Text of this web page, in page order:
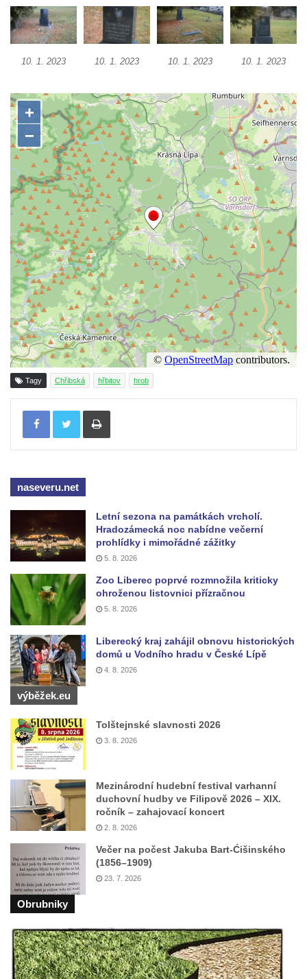
Kamarýta ve Velešíně
Pomník obětem 1. a 2. světové války na
Římově
Hrob Petera Korgera a Petra Štindla na
hřbitově v Římově
Pomník obětem 1. světové války v Dolním
Předoníně
Pomník obětem 2. světové války v Plavu
Pamětní deska obětem 1. světové války v
Plavu
Kenotaf Pepiho Meisela na hřbitově v
Dolním Podluží
Kenotaf Leopolda Malata na hřbitově v
Dolním Podluží
Kenotaf Antona Klause na hřbitově v
Dolním Podluží
Kenotaf Heinricha Klause na hřbitově v
Dolním Podluží
Kenotaf Josefa Stolle na hřbitově v Dolním
Podluží
Pomník obětem 1. světové války na
Hrob Aloise Podrábského na hřbitově v
Pamětní deska Miroslava Švice na domě
čp. 43 v Lužci nad Vltavou
máje v Lužci nad Vltavou
Pomník obětem válek v ulici 1. máje v Lužci
nad Vltavou
Hrob Vladislava Neumana v Hostíně u
Vojkovic
Pomník obětem válek před hřbitovem v
Hostíně u Vojkovic
Kenotaf Václava Floriána na hřbitově v
Lužci nad Vltavou
Kenotaf Miloslava Švice na hřbitově v Lužci
nad Vltavou
Hrob Václava Kufnera na hřbitově v Lužci
nad Vltavou
v Lužci nad Vltavou
Pomník Ladislava Sedláčka a Karla Pelce u
silnice severně od Lužce nad Vltavou
Hrobčicích
Pomník obětem válek v Hrobčicích
10. 1. 2023 10. 1. 2023 10. 1. 2023 10. 1. 2023
Tagy Chřibská hřbitov hrob
Tisknout
naseveru.net
Letní sezona na památkách vrcholí.
Hradozámecká noc nabídne večerní
prohlídky i mimořádné zážitky
5. 8. 2026
Zoo Liberec poprvé rozmnožila kriticky
ohroženou listovnici přízračnou
5. 8. 2026
Liberecký kraj zahájil obnovu historických
domů u Vodního hradu v České Lípě
4. 8. 2026
výběžek.eu
Tolštejnské slavnosti 2026
3. 8. 2026
Mezinárodní hudební festival varhanní
duchovní hudby ve Filipově 2026 – XIX.
ročník – zahajovací koncert
2. 8. 2026
Večer na počest Jakuba Bart-Ćišinského
(1856–1909)
23. 7. 2026
Obrubniky